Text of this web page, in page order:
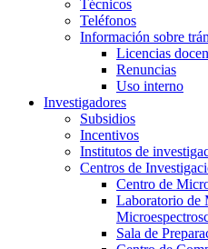
Técnicos
Teléfonos
Información sobre
Licencias
Renuncias
Uso interno
Investigadores
Subsidios
Incentivos
Institutos de
Centros de
Centro de
Laboratorio de
Sala de